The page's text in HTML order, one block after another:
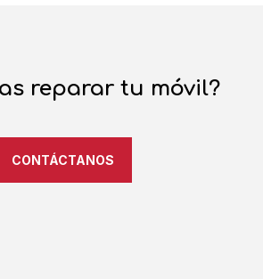
reparar tu móvil?
CONTÁCTANOS